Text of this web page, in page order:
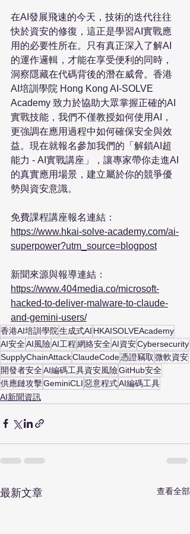
在AI發展飛速的今天，技術的迭代往往
快於資安的修復，這正是學習AI實戰應
用的必要性所在。只有真正深入了解AI
的運作邏輯，才能在享受便利的同時，
洞察隱藏在代碼背後的潛在威脅。香港
AI培訓學院 Hong Kong AI-SOLVE
Academy 致力於協助大眾掌握正確的AI
實戰技能，我們不僅教授如何使用AI，
更強調在應用過程中如何確保安全與效
益。現在就報名參加我們的「解鎖AI超
能力 - AI實戰講座」，讓專家帶你走進AI
的真實應用場景，建立屬於你的競爭優
勢與資安意識。
免費課程講座報名連結：
https://www.hkai-solve-academy.com/ai-
superpower?utm_source=blogpost
新聞來源與報導連結：
https://www.404media.co/microsoft-
hacked-to-deliver-malware-to-claude-
and-gemini-users/
香港AI培訓學院生成式AI HKAISOLVEAcademy
AI安全AI風險AI工程網絡安全AI資安Cybersecurity
SupplyChainAttackClaudeCode憑證竊取 微軟資安
開發者安全AI編碼工具資安風險GitHub安全
供應鏈攻擊GeminiCLI惡意程式AI編碼工具
AI新聞資訊
最新文章 查看全部